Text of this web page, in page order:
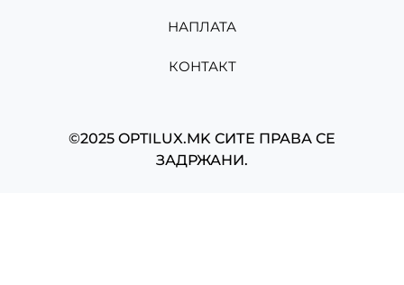
НАПЛАТА
КОНТАКТ
©2025 OPTILUX.MK СИТЕ ПРАВА СЕ
ЗАДРЖАНИ.